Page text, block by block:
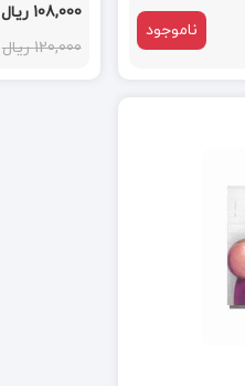
ناموجود
108,000 ریال
120,000 ریال